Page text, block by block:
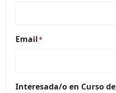
Email*
Interesada/o en Curso